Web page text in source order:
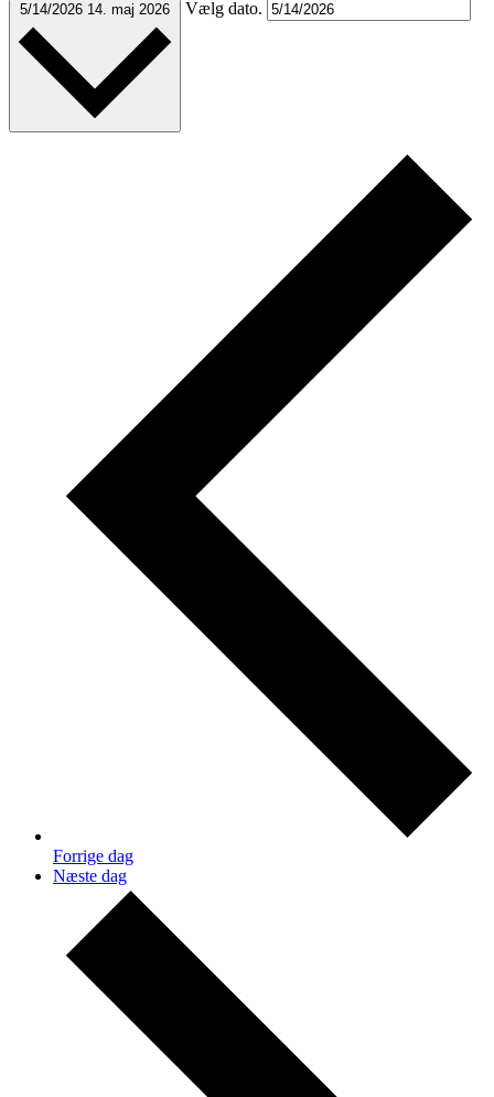
5/14/2026 14. maj 2026 Vælg dato.
Forrige dag
Næste dag